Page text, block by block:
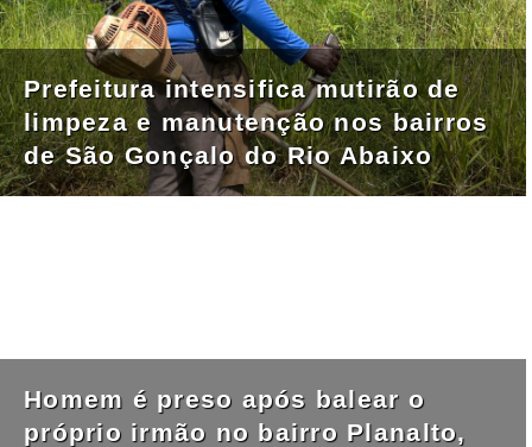
Prefeitura intensifica mutirão de
limpeza e manutenção nos bairros
de São Gonçalo do Rio Abaixo
Homem é preso após balear o
próprio irmão no bairro Planalto,